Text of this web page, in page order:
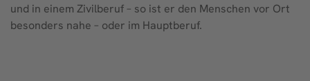
und in einem Zivilberuf – so ist er den Menschen vor Ort
besonders nahe – oder im Hauptberuf.